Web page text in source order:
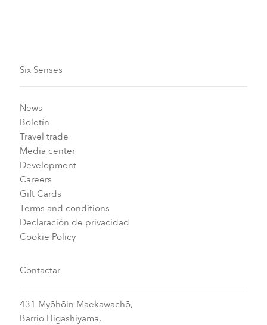
Six Senses
News
Boletín
Travel trade
Media center
Development
Careers
Gift Cards
Terms and conditions
Declaración de privacidad
Cookie Policy
Contactar
431 Myōhōin Maekawachō,
Barrio Higashiyama,